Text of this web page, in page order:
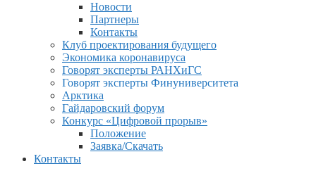
Новости
Партнеры
Контакты
Клуб проектирования будущего
Экономика коронавируса
Говорят эксперты РАНХиГС
Говорят эксперты Финуниверситета
Арктика
Гайдаровский форум
Конкурс «Цифровой прорыв»
Положение
Заявка/Скачать
Контакты